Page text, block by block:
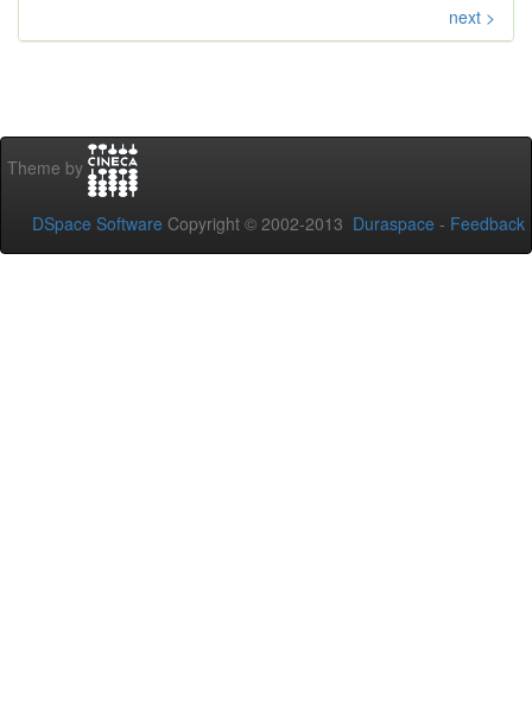
next >
Theme by
DSpace Software Copyright © 2002-2013 Duraspace - Feedback